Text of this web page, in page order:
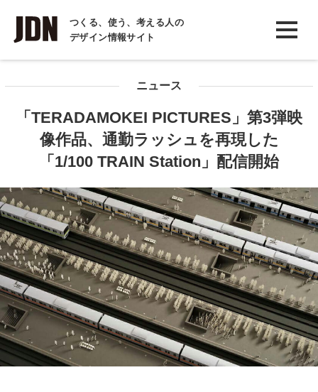
つくる、使う、考える人の
デザイン情報サイト
INTERVIEW
インタビュー
COLUMN
コラム
ニュース
「TERADAMOKEI PICTURES」第3弾映
像作品、通勤ラッシュを再現した
「1/100 TRAIN Station」配信開始